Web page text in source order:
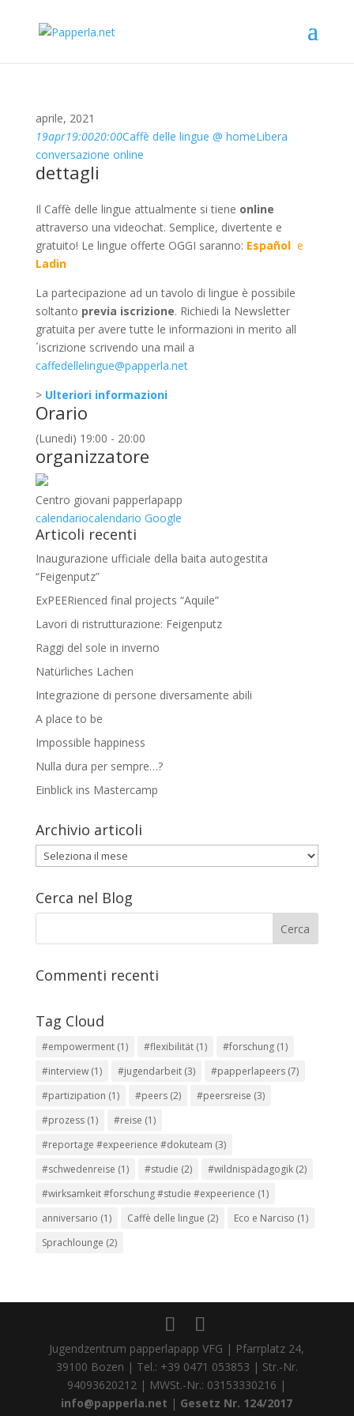
aprile, 2021
19apr19:0020:00Caffè delle lingue @ homeLibera
conversazione online
dettagli
Il Caffè delle lingue attualmente si tiene online
attraverso una videochat. Semplice, divertente e
gratuito! Le lingue offerte OGGI saranno: Español e
Ladin
La partecipazione ad un tavolo di lingue è possibile
soltanto previa iscrizione. Richiedi la Newsletter
gratuita per avere tutte le informazioni in merito all
´iscrizione scrivendo una mail a
caffedellelingue@papperla.net
> Ulteriori informazioni
Orario
(Lunedi) 19:00 - 20:00
organizzatore
Centro giovani papperlapapp
calendariocalendario Google
Articoli recenti
Inaugurazione ufficiale della baita autogestita
“Feigenputz”
ExPEERienced final projects “Aquile”
Lavori di ristrutturazione: Feigenputz
Raggi del sole in inverno
Natürliches Lachen
Integrazione di persone diversamente abili
A place to be
Impossible happiness
Nulla dura per sempre…?
Einblick ins Mastercamp
Archivio articoli
Archivio
articoli
Cerca nel Blog
Commenti recenti
Tag Cloud
#empowerment(1) #flexibilität(1) #forschung(1)
#interview(1) #jugendarbeit(3) #papperlapeers(7)
#partizipation (1) #peers(2) #peersreise (3)
#prozess(1) #reise (1)
#reportage #expeerience #dokuteam (3)
#schwedenreise (1) #studie (2) #wildnispädagogik(2)
#wirksamkeit #forschung #studie #expeerience (1)
anniversario (1) Caffè delle lingue (2) Eco e Narciso (1)
Sprachlounge (2)
Jugendzentrum papperlapapp VFG | Pfarrplatz 24,
39100 Bozen | Tel.: +39 0471 053853 | Str.-Nr.
94093620212 | MWSt.-Nr.: 03153330216 |
info@papperla.net | Gesetz Nr. 124/2017